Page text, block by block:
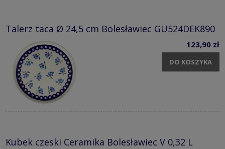
Talerz taca Ø 24,5 cm Bolesławiec GU524DEK890
123,90 zł
DO KOSZYKA
Kubek czeski Ceramika Bolesławiec V 0,32 L